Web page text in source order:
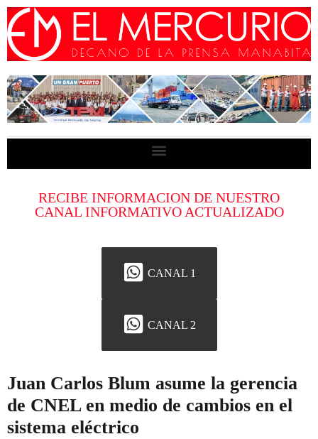
RECIBE INFORMACION DE NUESTRO
CANAL INFORMATIVO ACTUALIZADO
CANAL 1
CANAL 2
Juan Carlos Blum asume la gerencia
de CNEL en medio de cambios en el
sistema eléctrico